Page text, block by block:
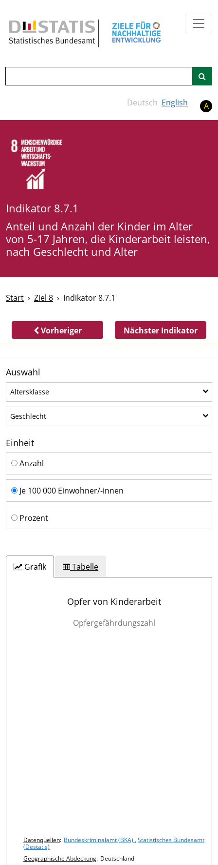
Deutsch English A
Indikator 8.7.1
Anteil und Anzahl der Kinder im Alter
von 5-17 Jahren, die Kinderarbeit leisten,
nach Geschlecht und Alter
Start Ziel 8 Indikator 8.7.1
Vorheriger
Indikator
Nächster Indikator
Auswahl
AltersklasseAltersklasse
GeschlechtGeschlecht
Einheit
Einheit
Anzahl
Je 100 000 Einwohner/-innen
Prozent
Grafik Tabelle
Opfer von Kinderarbeit
Opfergefährdungszahl
Chart details
Datenquellen: Bundeskriminalamt (BKA) , Statistisches Bundesamt
(Destatis)
Geographische Abdeckung: Deutschland